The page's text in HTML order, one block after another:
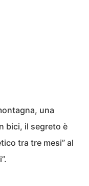
una
bici, il segreto è
tra tre mesi” al